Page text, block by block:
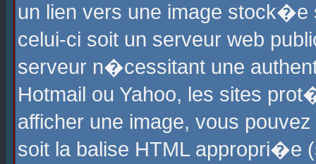
un lien vers une image
celui-ci soit un serveur web
serveur n�cessitant une
Hotmail ou Yahoo, les sites
afficher une image, vous
soit la balise HTML